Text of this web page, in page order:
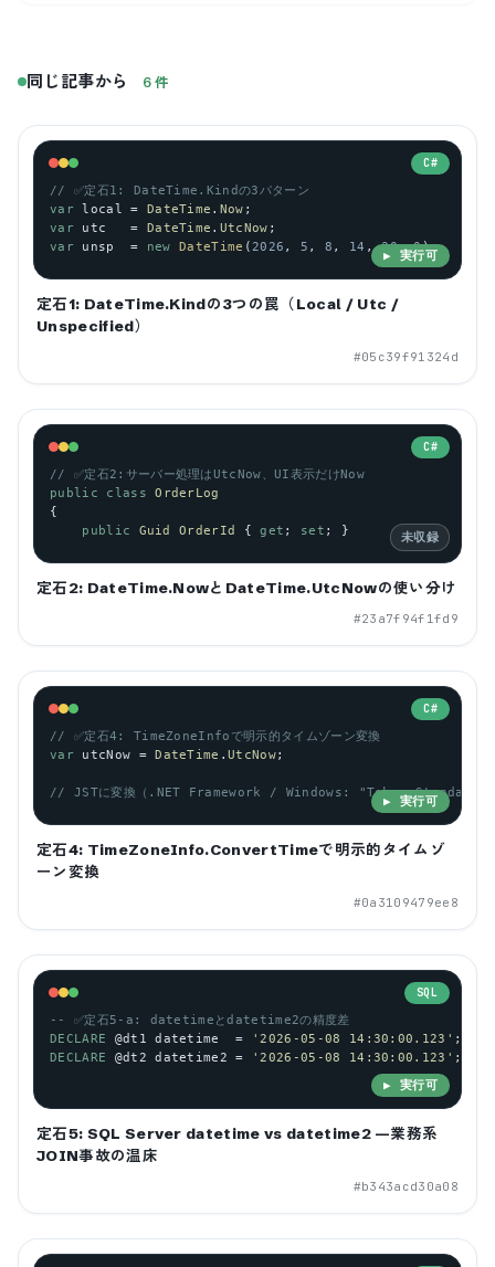
同じ記事から 6 件
C#
// ✅定石1: DateTime.Kindの3パターン
var
local = DateTime . Now
var
utc
   =
DateTime . UtcNow
var
unsp
  =
new DateTime ( 2026 , 5 , 8 , 14 , 30, 0
▶ 実行可
定石1: DateTime.Kindの3つの罠（Local / Utc /
Unspecified）
#05c39f91324d
C#
// ✅定石2:サーバー処理はUtcNow、UI表示だけNow
public
class
OrderLog
{
public
Guid OrderId { get ; set ; } 未収録
定石2: DateTime.NowとDateTime.UtcNowの使い分け
#23a7f94f1fd9
C#
// ✅定石4: TimeZoneInfoで明示的タイムゾーン変換
var
utcNow = DateTime .UtcNow;
// JSTに変換（.NET Framework / Windows: "Tokyo Standard
▶ 実行可
定石4: TimeZoneInfo.ConvertTimeで明示的タイムゾ
ーン変換
#0a3109479ee8
SQL
-- ✅定石5-a: datetimeとdatetime2の精度差
DECLARE
@dt1 datetime
  =
'2026-05-08 14:30:00.123' ;
DECLARE
@dt2 datetime2 = '2026-05-08 14:30:00.123' ;
▶ 実行可
定石5: SQL Server datetime vs datetime2 —業務系
JOIN事故の温床
#b343acd30a08